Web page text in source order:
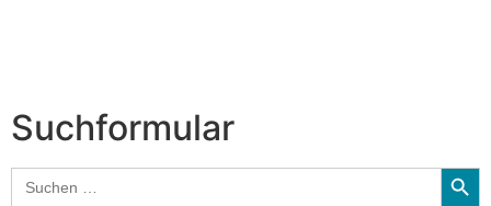
Suchformular
Search
for: